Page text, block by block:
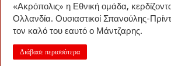
«Ακρόπολις» η Εθνική ομάδα,
Ολλανδία. Ουσιαστικοί Σπανούλης-
τον καλό του εαυτό ο Μάντζαρης.
Διάβασε περισσότερα